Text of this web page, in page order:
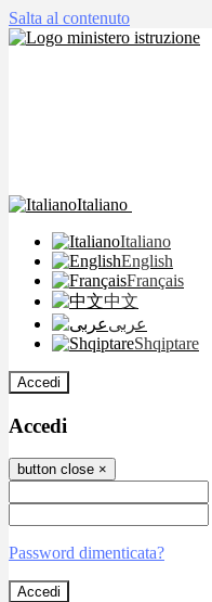
Salta al contenuto
Italiano
Italiano
English
Français
中文
عربى
Shqiptare
Accedi
Accedi
button close ×
Password dimenticata?